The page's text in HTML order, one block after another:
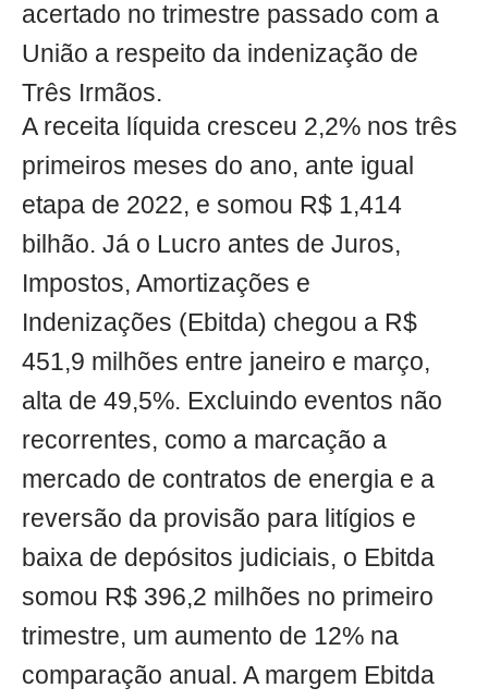
acertado no trimestre passado com a
União a respeito da indenização de
Três Irmãos.
A receita líquida cresceu 2,2% nos três
primeiros meses do ano, ante igual
etapa de 2022, e somou R$ 1,414
bilhão. Já o Lucro antes de Juros,
Impostos, Amortizações e
Indenizações (Ebitda) chegou a R$
451,9 milhões entre janeiro e março,
alta de 49,5%. Excluindo eventos não
recorrentes, como a marcação a
mercado de contratos de energia e a
reversão da provisão para litígios e
baixa de depósitos judiciais, o Ebitda
somou R$ 396,2 milhões no primeiro
trimestre, um aumento de 12% na
comparação anual. A margem Ebitda